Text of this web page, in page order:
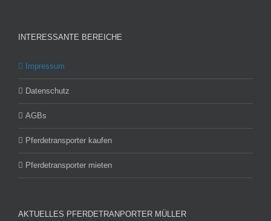
INTERESSANTE BEREICHE
Impressum
Datenschutz
AGBs
Pferdetransporter kaufen
Pferdetransporter mieten
AKTUELLES PFERDETRANPORTER MÜLLER